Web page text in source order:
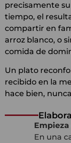
precisamente
tiempo, el
compartir en
arroz blanco, o
comida de
Un plato
recibido en la
hace bien,
En una